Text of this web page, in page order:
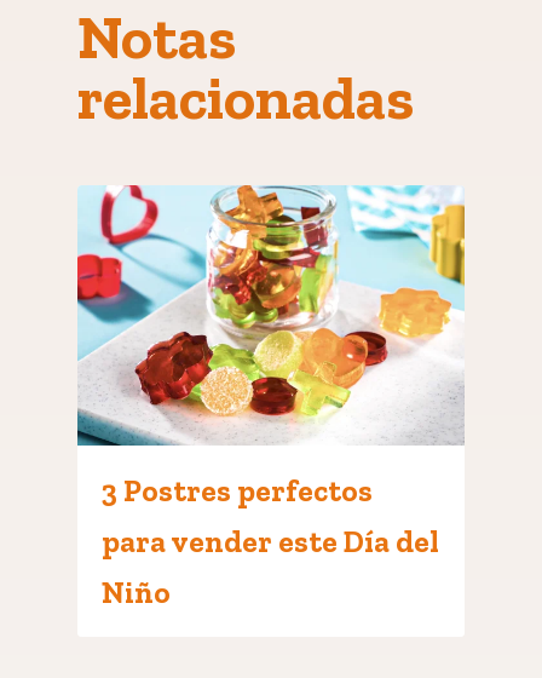
Notas
relacionadas
3 Postres perfectos
para vender este Día del
Niño